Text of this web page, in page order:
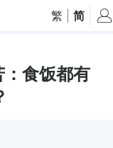
繁 简
食饭都有